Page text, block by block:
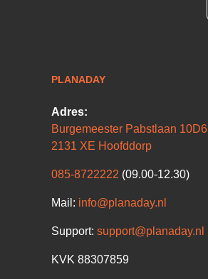
PLANADAY
Adres:
Burgemeester Pabstlaan 10D6
2131 XE Hoofddorp
085-8722222 (09.00-12.30)
Mail: info@planaday.nl
Support: support@planaday.nl
KVK 88307859